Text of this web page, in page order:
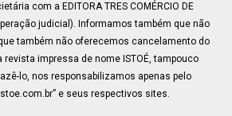
com a EDITORA TRES COMÉRCIO DE
judicial). Informamos também que não
também não oferecemos cancelamento do
impressa de nome ISTOÉ, tampouco
lo, nos responsabilizamos apenas pelo
e seus respectivos sites.